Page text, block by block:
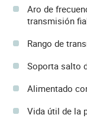
Aro de
transmisión
Rango de
Soporta salto
Alimentado
Vida útil de la